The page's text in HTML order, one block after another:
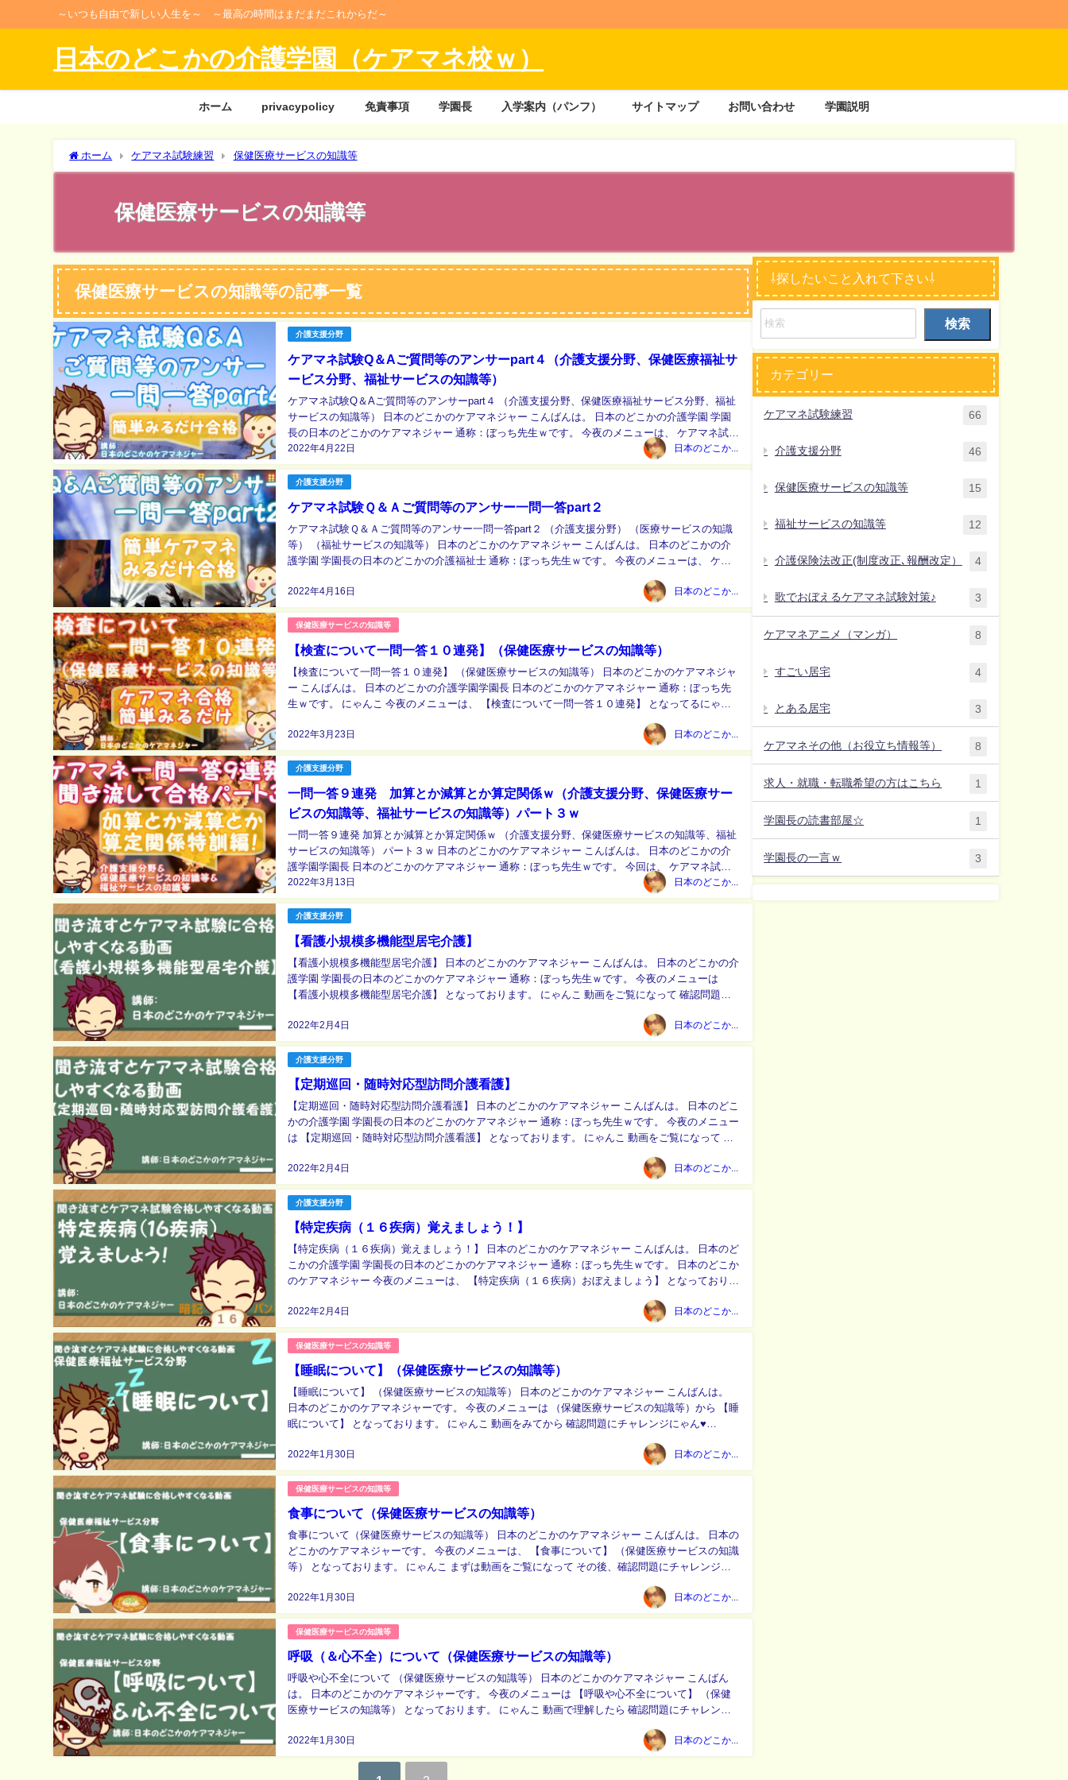
～いつも自由で新しい人生を～ ～最高の時間はまだまだこれからだ～
日本のどこかの介護学園（ケアマネ校ｗ）
ホーム privacypolicy 免責事項 学園長 入学案内（パンフ） サイトマップ お問い合わせ 学園説明
ホーム ケアマネ試験練習 保健医療サービスの知識等
保健医療サービスの知識等
保健医療サービスの知識等の記事一覧
介護支援分野
ケアマネ試験Q＆Aご質問等のアンサーpart４（介護支援分野、保健医療福祉サ
ービス分野、福祉サービスの知識等）
2022年4月22日
ケアマネ試験Q＆Aご質問等のアンサーpart４ （介護支援分野、保健医療福祉サービス分野、福祉
サービスの知識等） 日本のどこかのケアマネジャー こんばんは。 日本のどこかの介護学園 学園
長の日本のどこかのケアマネジャー 通称：ぼっち先生ｗです。 今夜のメニューは、 ケアマネ試験
Q＆Aご質問等のアンサーpart４ （介...
日本のどこかのケアマネジャー
介護支援分野
ケアマネ試験Ｑ＆Ａご質問等のアンサー一問一答part２
2022年4月16日
ケアマネ試験Ｑ＆Ａご質問等のアンサー一問一答part２ （介護支援分野） （医療サービスの知識
等） （福祉サービスの知識等） 日本のどこかのケアマネジャー こんばんは。 日本のどこかの介
護学園 学園長の日本のどこかの介護福祉士 通称：ぼっち先生ｗです。 今夜のメニューは、 ケア
日本のどこかのケアマネジャー
保健医療サービスの知識等
【検査について一問一答１０連発】（保健医療サービスの知識等）
2022年3月23日
【検査について一問一答１０連発】 （保健医療サービスの知識等） 日本のどこかのケアマネジャ
ー こんばんは。 日本のどこかの介護学園学園長 日本のどこかのケアマネジャー 通称：ぼっち先
生ｗです。 にゃんこ 今夜のメニューは、 【検査について一問一答１０連発】 となってるにゃん♪
日本のどこかのケアマネジャー
介護支援分野
一問一答９連発 加算とか減算とか算定関係ｗ（介護支援分野、保健医療サー
ビスの知識等、福祉サービスの知識等）パート３ｗ
2022年3月13日
一問一答９連発 加算とか減算とか算定関係ｗ （介護支援分野、保健医療サービスの知識等、福祉
サービスの知識等） パート３ｗ 日本のどこかのケアマネジャー こんばんは。 日本のどこかの介
護学園学園長 日本のどこかのケアマネジャー 通称：ぼっち先生ｗです。 今回は、 ケアマネ試験
一問一答９連発 加算とか減算とか算定関係特...
日本のどこかのケアマネジャー
介護支援分野
【看護小規模多機能型居宅介護】
2022年2月4日
【看護小規模多機能型居宅介護】 日本のどこかのケアマネジャー こんばんは。 日本のどこかの介
護学園 学園長の日本のどこかのケアマネジャー 通称：ぼっち先生ｗです。 今夜のメニューは
【看護小規模多機能型居宅介護】 となっております。 にゃんこ 動画をご覧になって 確認問題に
日本のどこかのケアマネジャー
介護支援分野
【定期巡回・随時対応型訪問介護看護】
2022年2月4日
【定期巡回・随時対応型訪問介護看護】 日本のどこかのケアマネジャー こんばんは。 日本のどこ
かの介護学園 学園長の日本のどこかのケアマネジャー 通称：ぼっち先生ｗです。 今夜のメニュー
は 【定期巡回・随時対応型訪問介護看護】 となっております。 にゃんこ 動画をご覧になって 確
日本のどこかのケアマネジャー
介護支援分野
【特定疾病（１６疾病）覚えましょう！】
2022年2月4日
【特定疾病（１６疾病）覚えましょう！】 日本のどこかのケアマネジャー こんばんは。 日本のど
こかの介護学園 学園長の日本のどこかのケアマネジャー 通称：ぼっち先生ｗです。 日本のどこか
のケアマネジャー 今夜のメニューは、 【特定疾病（１６疾病）おぼえましょう】 となっておりま
日本のどこかのケアマネジャー
保健医療サービスの知識等
【睡眠について】（保健医療サービスの知識等）
2022年1月30日
【睡眠について】 （保健医療サービスの知識等） 日本のどこかのケアマネジャー こんばんは。
日本のどこかのケアマネジャーです。 今夜のメニューは （保健医療サービスの知識等）から 【睡
眠について】 となっております。 にゃんこ 動画をみてから 確認問題にチャレンジにゃん♥
日本のどこかのケアマネジャー
保健医療サービスの知識等
食事について（保健医療サービスの知識等）
2022年1月30日
食事について（保健医療サービスの知識等） 日本のどこかのケアマネジャー こんばんは。 日本の
どこかのケアマネジャーです。 今夜のメニューは、 【食事について】 （保健医療サービスの知識
等） となっております。 にゃんこ まずは動画をご覧になって その後、確認問題にチャレンジし
日本のどこかのケアマネジャー
保健医療サービスの知識等
呼吸（＆心不全）について（保健医療サービスの知識等）
2022年1月30日
呼吸や心不全について （保健医療サービスの知識等） 日本のどこかのケアマネジャー こんばん
は。 日本のどこかのケアマネジャーです。 今夜のメニューは 【呼吸や心不全について】 （保健
医療サービスの知識等） となっております。 にゃんこ 動画で理解したら 確認問題にチャレンジ
日本のどこかのケアマネジャー
⇩探したいこと入れて下さい⇩
検索
カテゴリー
ケアマネ試験練習 66
介護支援分野 46
保健医療サービスの知識等 15
福祉サービスの知識等 12
介護保険法改正(制度改正､報酬改定） 4
歌でおぼえるケアマネ試験対策♪ 3
ケアマネアニメ（マンガ） 8
すごい居宅 4
とある居宅 3
ケアマネその他（お役立ち情報等） 8
求人・就職・転職希望の方はこちら 1
学園長の読書部屋☆ 1
学園長の一言ｗ 3